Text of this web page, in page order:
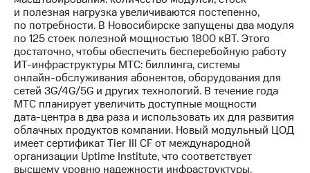
Корпоративное
управление
Корпоративный
секретарь
Раскрытие
информации
Информация
акционерам
Документы
ПАО
"МТС"
Собрания
и полезная нагрузка увеличиваются постепенно,
по потребности. В Новосибирске запущены два модуля
по 125 стоек полезной мощностью 1800 кВТ. Этого
достаточно, чтобы обеспечить бесперебойную работу
ИТ-инфраструктуры МТС: биллинга, системы
онлайн-обслуживания абонентов, оборудования для
сетей 3G/4G/5G и других технологий. В течение года
МТС планирует увеличить доступные мощности
дата-центра в два раза и использовать их для развития
облачных продуктов компании. Новый модульный ЦОД
имеет сертификат Tier III CF от международной
организации Uptime Institute, что соответствует
высшему уровню надежности инфраструктуры.